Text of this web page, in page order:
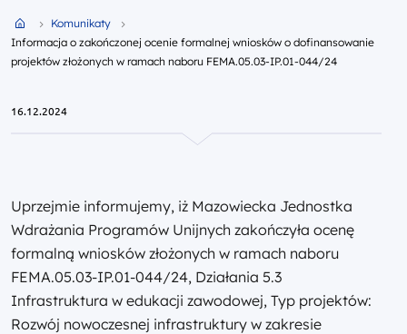
FEMA.05.03-IP.01-044/24
Przejdź do strony głównej portalu
Komunikaty
Informacja o zakończonej ocenie formalnej wniosków o dofinansowanie
projektów złożonych w ramach naboru FEMA.05.03-IP.01-044/24
16.12.2024
Uprzejmie informujemy, iż Mazowiecka Jednostka
Wdrażania Programów Unijnych zakończyła ocenę
formalną wniosków złożonych w ramach naboru
FEMA.05.03-IP.01-044/24, Działania 5.3
Infrastruktura w edukacji zawodowej, Typ projektów:
Rozwój nowoczesnej infrastruktury w zakresie